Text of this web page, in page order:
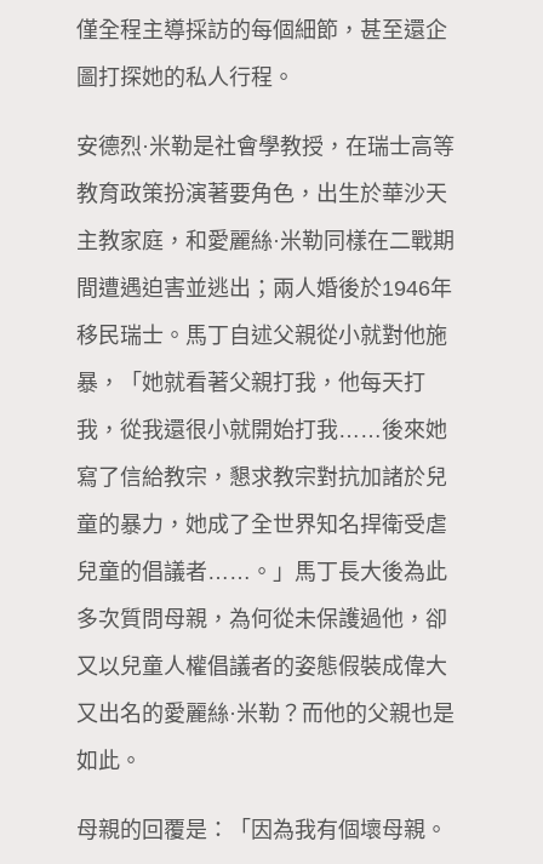
僅全程主導採訪的每個細節，甚至還企
圖打探她的私人行程。
安德烈·米勒是社會學教授，在瑞士高等
教育政策扮演著要角色，出生於華沙天
主教家庭，和愛麗絲·米勒同樣在二戰期
間遭遇迫害並逃出；兩人婚後於1946年
移民瑞士。馬丁自述父親從小就對他施
暴，「她就看著父親打我，他每天打
我，從我還很小就開始打我……後來她
寫了信給教宗，懇求教宗對抗加諸於兒
童的暴力，她成了全世界知名捍衛受虐
兒童的倡議者……。」馬丁長大後為此
多次質問母親，為何從未保護過他，卻
又以兒童人權倡議者的姿態假裝成偉大
又出名的愛麗絲·米勒？而他的父親也是
如此。
母親的回覆是：「因為我有個壞母親。